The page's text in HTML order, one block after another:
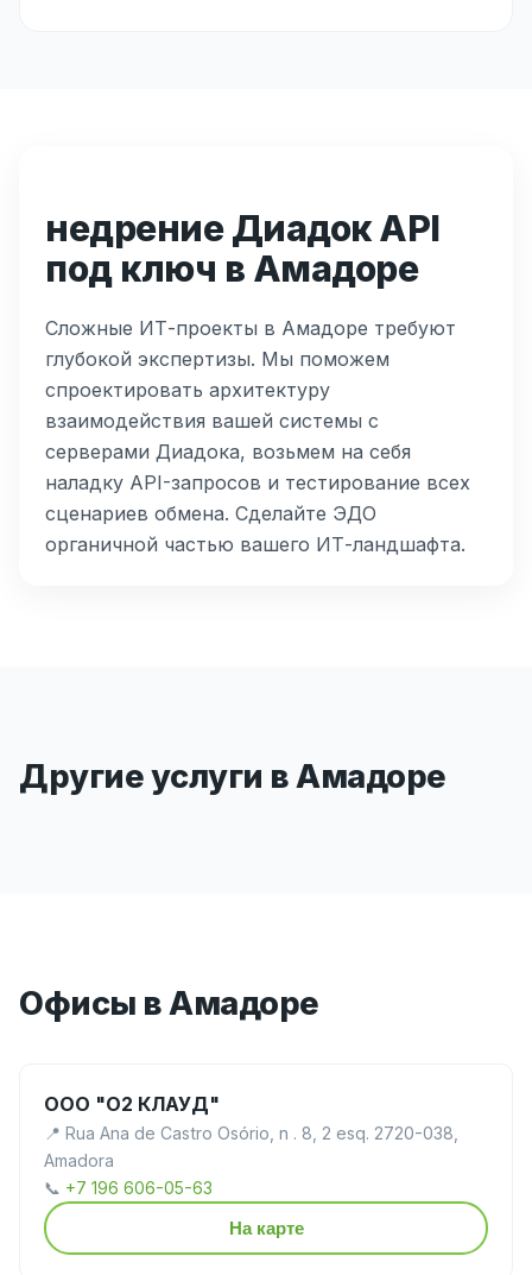
недрение Диадок API
под ключ в Амадоре
Сложные ИТ-проекты в Амадоре требуют
глубокой экспертизы. Мы поможем
спроектировать архитектуру
взаимодействия вашей системы с
серверами Диадока, возьмем на себя
наладку API-запросов и тестирование всех
сценариев обмена. Сделайте ЭДО
органичной частью вашего ИТ-ландшафта.
Другие услуги в Амадоре
Офисы в Амадоре
ООО "О2 КЛАУД"
📍 Rua Ana de Castro Osório, n . 8, 2 esq. 2720-038,
Amadora
📞 +7 196 606-05-63
На карте